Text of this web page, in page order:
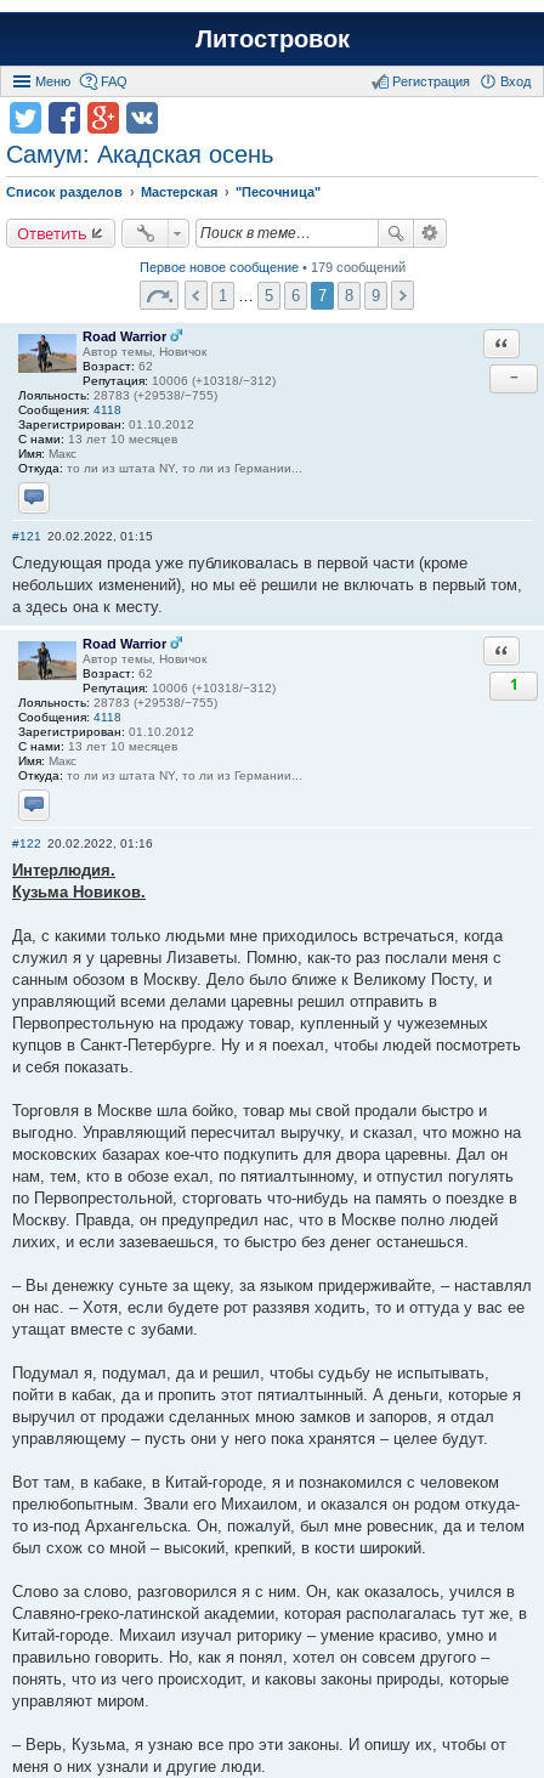
Литостровок
Меню FAQ Вход
Регистрация
Самум: Акадская осень
Список разделов Мастерская "Песочница"
Ответить
Первое новое сообщение• 179 сообщений
1 5 6 7 8 9
Road Warrior
Автор темы, Новичок
Возраст: 62
Репутация: 10006 (+10318/−312)
Лояльность: 28783 (+29538/−755)
Сообщения: 4118
Зарегистрирован: 01.10.2012
С нами: 13 лет 10 месяцев
Имя: Макс
Откуда: то ли из штата NY, то ли из Германии...
Отправить личное сообщение
−
#121 20.02.2022, 01:15
Следующая прода уже публиковалась в первой части (кроме
небольших изменений), но мы её решили не включать в первый том,
а здесь она к месту.
Road Warrior
Автор темы, Новичок
Возраст: 62
Репутация: 10006 (+10318/−312)
Лояльность: 28783 (+29538/−755)
Сообщения: 4118
Зарегистрирован: 01.10.2012
С нами: 13 лет 10 месяцев
Имя: Макс
Откуда: то ли из штата NY, то ли из Германии...
Отправить личное сообщение
1
#122 20.02.2022, 01:16
Интерлюдия.
Кузьма Новиков.
Да, с какими только людьми мне приходилось встречаться, когда
служил я у царевны Лизаветы. Помню, как-то раз послали меня с
санным обозом в Москву. Дело было ближе к Великому Посту, и
управляющий всеми делами царевны решил отправить в
Первопрестольную на продажу товар, купленный у чужеземных
купцов в Санкт-Петербурге. Ну и я поехал, чтобы людей посмотреть
и себя показать.
Торговля в Москве шла бойко, товар мы свой продали быстро и
выгодно. Управляющий пересчитал выручку, и сказал, что можно на
московских базарах кое-что подкупить для двора царевны. Дал он
нам, тем, кто в обозе ехал, по пятиалтынному, и отпустил погулять
по Первопрестольной, сторговать что-нибудь на память о поездке в
Москву. Правда, он предупредил нас, что в Москве полно людей
лихих, и если зазеваешься, то быстро без денег останешься.
– Вы денежку суньте за щеку, за языком придерживайте, – наставлял
он нас. – Хотя, если будете рот раззявя ходить, то и оттуда у вас ее
утащат вместе с зубами.
Подумал я, подумал, да и решил, чтобы судьбу не испытывать,
пойти в кабак, да и пропить этот пятиалтынный. А деньги, которые я
выручил от продажи сделанных мною замков и запоров, я отдал
управляющему – пусть они у него пока хранятся – целее будут.
Вот там, в кабаке, в Китай-городе, я и познакомился с человеком
прелюбопытным. Звали его Михаилом, и оказался он родом откуда-
то из-под Архангельска. Он, пожалуй, был мне ровесник, да и телом
был схож со мной – высокий, крепкий, в кости широкий.
Слово за слово, разговорился я с ним. Он, как оказалось, учился в
Славяно-греко-латинской академии, которая располагалась тут же, в
Китай-городе. Михаил изучал риторику – умение красиво, умно и
правильно говорить. Но, как я понял, хотел он совсем другого –
понять, что из чего происходит, и каковы законы природы, которые
управляют миром.
– Верь, Кузьма, я узнаю все про эти законы. И опишу их, чтобы от
меня о них узнали и другие люди.